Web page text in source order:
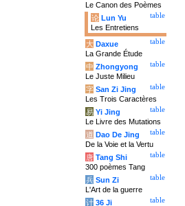
Le Canon des Poèmes
table
论 Lun Yu
Les Entretiens
table
大 Daxue
La Grande Étude
table
中 Zhongyong
Le Juste Milieu
table
字 San Zi Jing
Les Trois Caractères
table
易 Yi Jing
Le Livre des Mutations
table
道 Dao De Jing
De la Voie et la Vertu
table
唐 Tang Shi
300 poèmes Tang
table
兵 Sun Zi
L'Art de la guerre
table
计 36 Ji